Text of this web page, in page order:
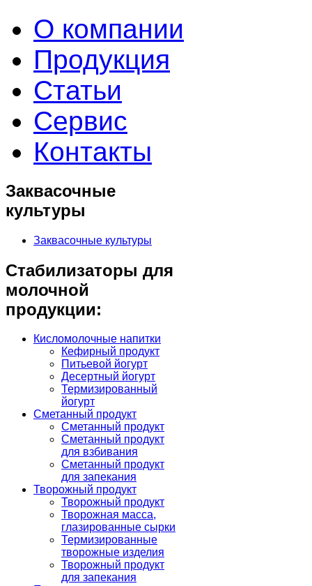
О компании
Продукция
Статьи
Сервис
Контакты
Заквасочные
культуры
Заквасочные культуры
Стабилизаторы для
молочной
продукции:
Кисломолочные напитки
Кефирный продукт
Питьевой йогурт
Десертный йогурт
Термизированный
йогурт
Сметанный продукт
Сметанный продукт
Сметанный продукт
для взбивания
Сметанный продукт
для запекания
Творожный продукт
Творожный продукт
Творожная масса,
глазированные сырки
Термизированные
творожные изделия
Творожный продукт
для запекания